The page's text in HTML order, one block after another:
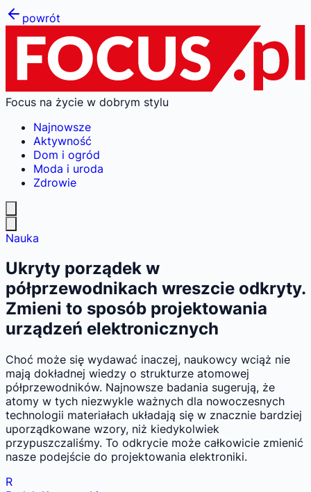
powrót
Focus na życie w dobrym stylu
Najnowsze
Aktywność
Dom i ogród
Moda i uroda
Zdrowie
Nauka
Ukryty porządek w
półprzewodnikach wreszcie odkryty.
Zmieni to sposób projektowania
urządzeń elektronicznych
Choć może się wydawać inaczej, naukowcy wciąż nie
mają dokładnej wiedzy o strukturze atomowej
półprzewodników. Najnowsze badania sugerują, że
atomy w tych niezwykle ważnych dla nowoczesnych
technologii materiałach układają się w znacznie bardziej
uporządkowane wzory, niż kiedykolwiek
przypuszczaliśmy. To odkrycie może całkowicie zmienić
nasze podejście do projektowania elektroniki.
R